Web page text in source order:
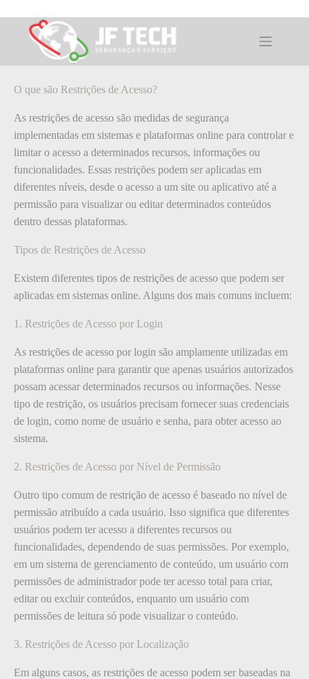
para
conteúdoO que é: Restrições de Acesso
O que são Restrições de Acesso?
As restrições de acesso são medidas de segurança
implementadas em sistemas e plataformas online para controlar e
limitar o acesso a determinados recursos, informações ou
funcionalidades. Essas restrições podem ser aplicadas em
diferentes níveis, desde o acesso a um site ou aplicativo até a
permissão para visualizar ou editar determinados conteúdos
dentro dessas plataformas.
Tipos de Restrições de Acesso
Existem diferentes tipos de restrições de acesso que podem ser
aplicadas em sistemas online. Alguns dos mais comuns incluem:
1. Restrições de Acesso por Login
As restrições de acesso por login são amplamente utilizadas em
plataformas online para garantir que apenas usuários autorizados
possam acessar determinados recursos ou informações. Nesse
tipo de restrição, os usuários precisam fornecer suas credenciais
de login, como nome de usuário e senha, para obter acesso ao
sistema.
2. Restrições de Acesso por Nível de Permissão
Outro tipo comum de restrição de acesso é baseado no nível de
permissão atribuído a cada usuário. Isso significa que diferentes
usuários podem ter acesso a diferentes recursos ou
funcionalidades, dependendo de suas permissões. Por exemplo,
em um sistema de gerenciamento de conteúdo, um usuário com
permissões de administrador pode ter acesso total para criar,
editar ou excluir conteúdos, enquanto um usuário com
permissões de leitura só pode visualizar o conteúdo.
3. Restrições de Acesso por Localização
Em alguns casos, as restrições de acesso podem ser baseadas na